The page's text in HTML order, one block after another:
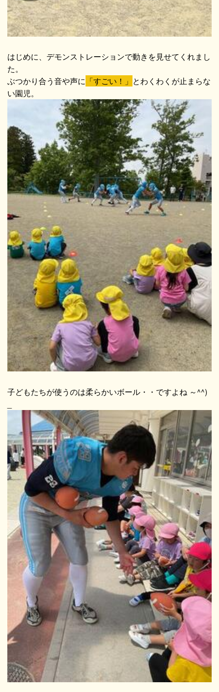
はじめに、デモンストレーションで動きを見せてくれまし
た。
ぶつかり合う音や声に 「すごい！」 とわくわくが止まらな
い園児。
子どもたちが使うのは柔らかいボール・・ですよね ～^^)